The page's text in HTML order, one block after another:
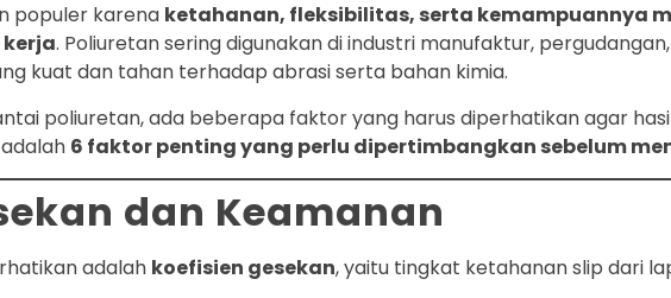
populer karena ketahanan, fleksibilitas, serta kemampuannya
. Poliuretan sering digunakan di industri manufaktur,
kuat dan tahan terhadap abrasi serta bahan kimia.
poliuretan, ada beberapa faktor yang harus diperhatikan agar
6 faktor penting yang perlu dipertimbangkan sebelum
dan Keamanan
adalah koefisien gesekan, yaitu tingkat ketahanan slip dari